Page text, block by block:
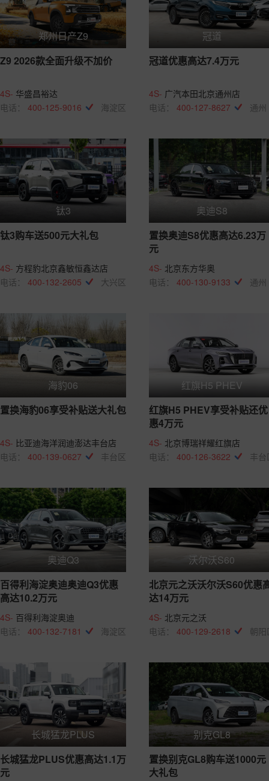
郑州日产Z9
Z9 2026款全面升级不加价
4S- 华盛昌裕达
电话：
400-125-9016 海淀区
冠道
冠道优惠高达7.4万元
4S- 广汽本田北京通州店
电话：
400-127-8627 通州
钛3
钛3购车送500元大礼包
4S- 方程豹北京鑫敏恒鑫达店
电话：
400-132-2605 大兴区
奥迪S8
置换奥迪S8优惠高达6.23万
元
4S- 北京东方华奥
电话：
400-130-9133 通州
海豹06
置换海豹06享受补贴送大礼包
4S- 比亚迪海洋润迪澎达丰台店
电话：
400-139-0627 丰台区
红旗H5 PHEV
红旗H5 PHEV享受补贴还优
惠4万元
4S- 北京博瑞祥耀红旗店
电话：
400-126-3622 丰台
奥迪Q3
百得利海淀奥迪奥迪Q3优惠
高达10.2万元
4S- 百得利海淀奥迪
电话：
400-132-7181 海淀区
沃尔沃S60
北京元之沃沃尔沃S60优惠
达14万元
4S- 北京元之沃
电话：
400-129-2618 朝阳
长城猛龙PLUS
长城猛龙PLUS优惠高达1.1万
元
别克GL8
置换别克GL8购车送1000元
大礼包